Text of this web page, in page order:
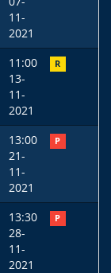
11-
2021
11:00
13-
11-
2021
R
13:00
21-
11-
2021
P
13:30
28-
11-
2021
P